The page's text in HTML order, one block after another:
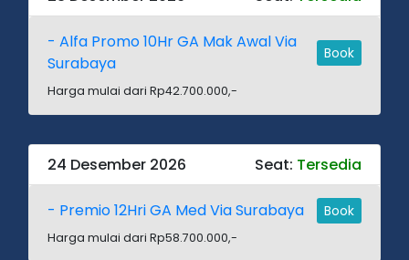
- Alfa Promo 10Hr GA Mak Awal Via
Surabaya
Book
Harga mulai dari Rp42.700.000,-
24 Desember 2026 Seat: Tersedia
- Premio 12Hri GA Med Via Surabaya Book
Harga mulai dari Rp58.700.000,-